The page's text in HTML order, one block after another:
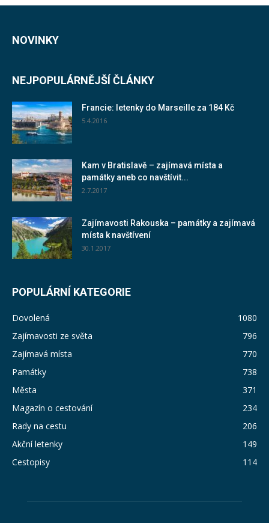
NOVINKY
NEJPOPULÁRNĚJŠÍ ČLÁNKY
Francie: letenky do Marseille za 184 Kč
5.4.2016
Kam v Bratislavě – zajímavá místa a
památky aneb co navštívit...
2.7.2017
Zajímavosti Rakouska – památky a zajímavá
místa k navštívení
30.1.2017
POPULÁRNÍ KATEGORIE
Dovolená
1080
Zajímavosti ze světa
796
Zajímavá místa
770
Památky
738
Města
371
Magazín o cestování
234
Rady na cestu
206
Akční letenky
149
Cestopisy
114